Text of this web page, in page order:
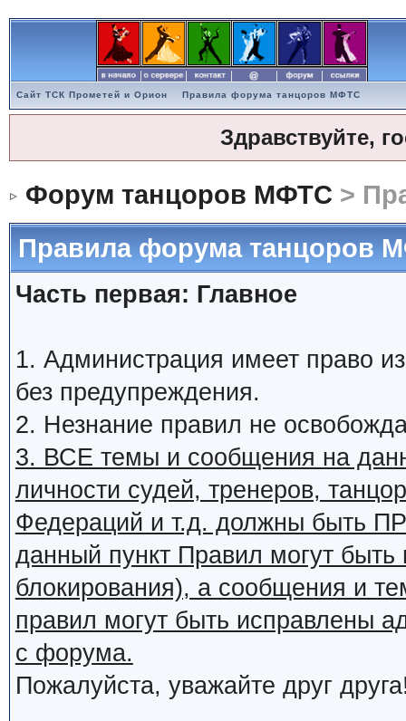
Сайт ТСК Прометей и Орион Правила форума танцоров МФТС
Здравствуйте,
Форум танцоров МФТС >
Правила форума танцоров
Часть первая: Главное
1. Администрация имеет право
без предупреждения.
2. Незнание правил не
3. ВСЕ темы и сообщения на
личности судей, тренеров,
Федераций и т.д. должны
данный пункт Правил могут
блокирования), а сообщения и
правил могут быть исправлены
с форума.
Пожалуйста, уважайте друг